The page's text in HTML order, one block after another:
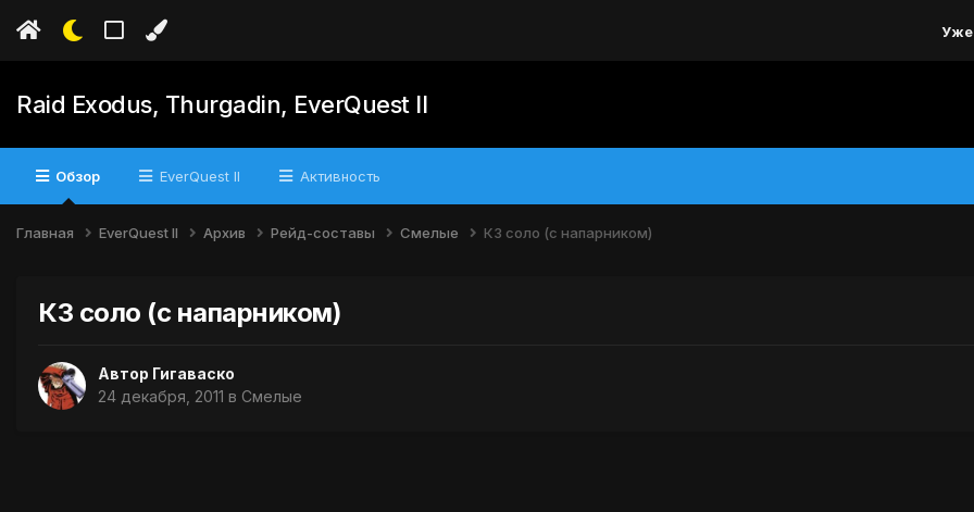
Уже
Raid Exodus, Thurgadin, EverQuest II
Обзор EverQuest II Активность
Главная EverQuest II Архив Рейд-составы Смелые КЗ соло (с напарником)
КЗ соло (с напарником)
Автор Гигаваско
24 декабря, 2011 в Смелые